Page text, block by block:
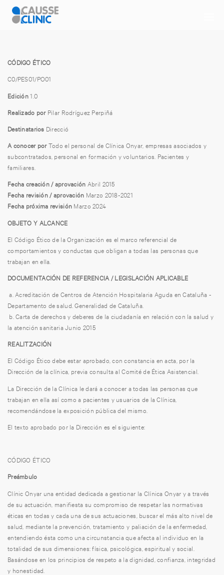
CÓDIGO ÉTICO
C0/PES01/PO01
Edición1.0
Realizado por Pilar Rodríguez Perpiñá
Destinatarios Direcció
A conocer porTodo el personal de Clínica Onyar, empresas asociados y
subcontratados, personal en formación y voluntarios. Pacientes y
familiares.
Fecha creación / aprovación Abril 2015
Fecha revisión / aprovación Marzo 2018-2021
Fecha próxima revisión Marzo 2024
OBJETO Y ALCANCE
El Código Ético de la Organización es el marco referencial de
comportamientos y conductas que obligan a todas las personas que
trabajan en ella.
DOCUMENTACIÓN DE REFERENCIA / LEGISLACIÓN APLICABLE
a. Acreditación de Centros de Atención Hospitalaria Aguda en Cataluña -
Departamento de salud. Generalidad de Cataluña.
b. Carta de derechos y deberes de la ciudadanía en relación con la salud y
la atención sanitaria Junio ​​2015
REALITZACIÓN
El Código Ético debe estar aprobado, con constancia en acta, por la
Dirección de la clínica, previa consulta al Comité de Ética Asistencial.
La Dirección de la Clínica le dará a conocer a todas las personas que
trabajan en ella así como a pacientes y usuarios de la Clínica,
recomendándose la exposición pública del mismo.
El texto aprobado por la Dirección es el siguiente:
CÓDIGO ÉTICO
Preámbulo
Clínic Onyar una entidad dedicada a gestionar la Clínica Onyar y a través
de su actuación, manifiesta su compromiso de respetar las normativas
éticas en todas y cada una de sus actuaciones, buscar el más alto nivel de
salud, mediante la prevención, tratamiento y paliación de la enfermedad,
entendiendo ésta como una circunstancia que afecta al individuo en la
totalidad de sus dimensiones: física, psicológica, espiritual y social.
Basándose en los principios de respeto a la dignidad, confianza, integridad
y honestidad.